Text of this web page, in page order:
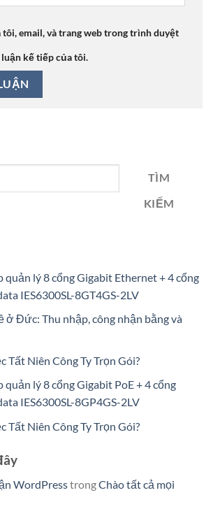
tôi, email, và trang web trong trình duyệt
kế tiếp của tôi.
TÌM
KIẾM
quản lý 8 cổng Gigabit Ethernet + 4 cổng
IES6300SL-8GT4GS-2LV
ở Đức: Thu nhập, công nhận bằng và
Tất Niên Công Ty Trọn Gói?
quản lý 8 cổng Gigabit PoE + 4 cổng
IES6300SL-8GP4GS-2LV
Tất Niên Công Ty Trọn Gói?
WordPresstrongChào tất cả mọi